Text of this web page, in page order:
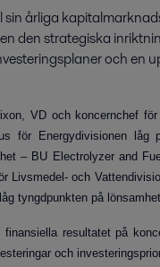
årliga
den strategiska
och en
VD och koncernchef
Energydivisionen låg
– BU Electrolyzer and
Livsmedel- och
tyngdpunkten på
resultatet på
och